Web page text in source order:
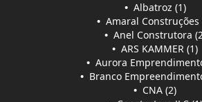
• Albatroz (1)
• Amaral Construções
• Anel Construtora
• ARS KAMMER (1)
• Aurora
• Branco
• CNA (2)